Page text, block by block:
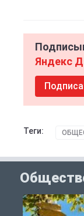
Яндекс
Теги: